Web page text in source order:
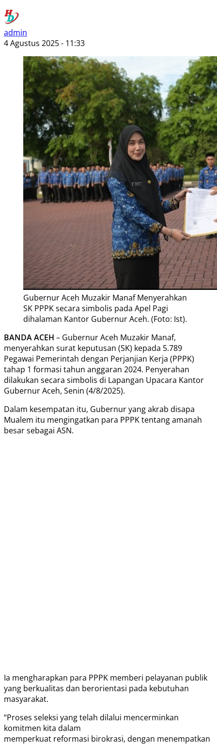
admin
4 Agustus 2025 - 11:33
Gubernur Aceh Muzakir Manaf Menyerahkan
SK PPPK secara simbolis pada Apel Pagi
dihalaman Kantor Gubernur Aceh. (Foto: Ist).
BANDA ACEH – Gubernur Aceh Muzakir Manaf,
menyerahkan surat keputusan (SK) kepada 5.789
Pegawai Pemerintah dengan Perjanjian Kerja (PPPK)
tahap 1 formasi tahun anggaran 2024. Penyerahan
dilakukan secara simbolis di Lapangan Upacara Kantor
Gubernur Aceh, Senin (4/8/2025).
Dalam kesempatan itu, Gubernur yang akrab disapa
Mualem itu mengingatkan para PPPK tentang amanah
besar sebagai ASN.
Ia mengharapkan para PPPK memberi pelayanan publik
yang berkualitas dan berorientasi pada kebutuhan
masyarakat.
“Proses seleksi yang telah dilalui mencerminkan
komitmen kita dalam
memperkuat reformasi birokrasi, dengan menempatkan